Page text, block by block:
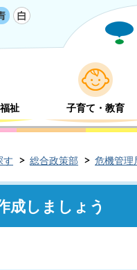
祉 子育て・教育
す 総合政策部 危機管理
成しましょう